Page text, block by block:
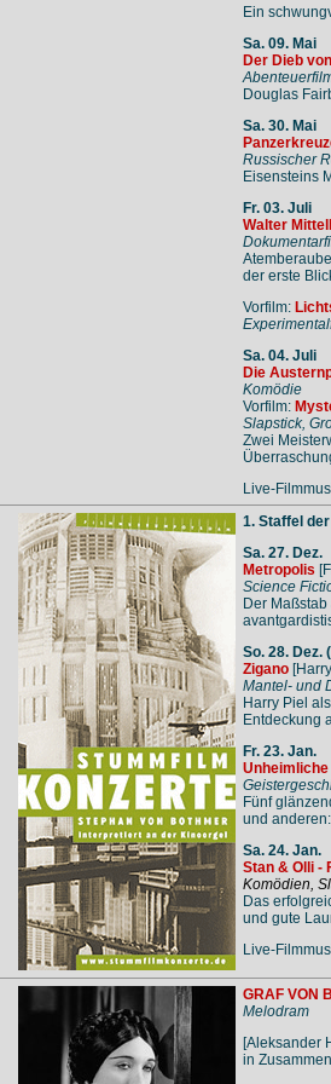
Ein
Sa. 09. Mai
Der Dieb
Douglas
Sa. 30. Mai
Russischer
Eisensteins
Fr. 03. Juli
Walter
der erste
Vorfilm:
Sa. 04. Juli
Die
Komödie
Vorfilm:
Slapstick,
Zwei
Live-
1. Staffel
Sa. 27. Dez.
Metropolis
Science
Der
So. 28. Dez.
Zigano
Mantel- und
Harry Piel
Entdeckung
Fr. 23. Jan.
Fünf
und
Sa. 24. Jan.
Stan & Olli -
Komödien,
Das
und gute
Live-
GRAF VON
Melodram
[Aleksander
in